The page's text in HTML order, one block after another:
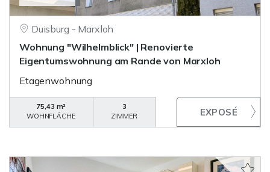
Duisburg - Marxloh
Wohnung "Wilhelmblick" | Renovierte
Eigentumswohnung am Rande von Marxloh
Etagenwohnung
75,43 m²
WOHNFLÄCHE
3
ZIMMER